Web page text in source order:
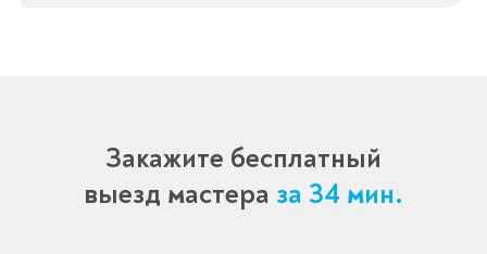
Закажите бесплатный
выезд мастера за 34 мин.